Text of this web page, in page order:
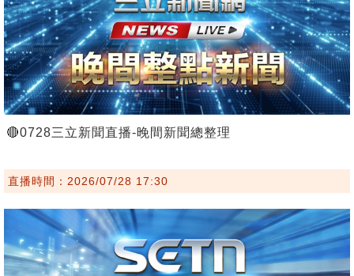
🔴0728三立新聞直播-晚間新聞總整理
直播時間：2026/07/28 17:30